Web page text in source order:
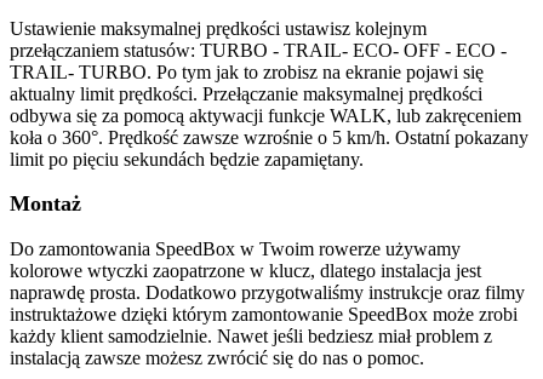
Ustawienie maksymalnej prędkości ustawisz kolejnym
przełączaniem statusów: TURBO - TRAIL- ECO- OFF - ECO -
TRAIL- TURBO. Po tym jak to zrobisz na ekranie pojawi się
aktualny limit prędkości. Przełączanie maksymalnej prędkości
odbywa się za pomocą aktywacji funkcje WALK, lub zakręceniem
koła o 360°. Prędkość zawsze wzrośnie o 5 km/h. Ostatní pokazany
limit po pięciu sekundách będzie zapamiętany.
Montaż
Do zamontowania SpeedBox w Twoim rowerze używamy
kolorowe wtyczki zaopatrzone w klucz, dlatego instalacja jest
naprawdę prosta. Dodatkowo przygotwaliśmy instrukcje oraz filmy
instruktażowe dzięki którym zamontowanie SpeedBox może zrobi
każdy klient samodzielnie. Nawet jeśli bedziesz miał problem z
instalacją zawsze możesz zwrócić się do nas o pomoc.